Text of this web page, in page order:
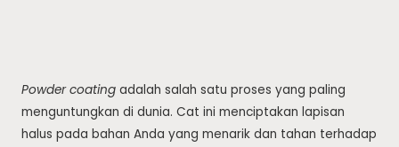
Powder coatingadalah salah satu proses yang paling
menguntungkan di dunia. Cat ini menciptakan lapisan
halus pada bahan Anda yang menarik dan tahan terhadap